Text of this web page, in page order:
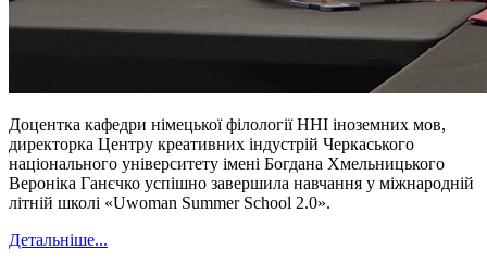
Доцентка кафедри німецької філології ННІ іноземних мов,
директорка Центру креативних індустрій Черкаського
національного університету імені Богдана Хмельницького
Вероніка Ганєчко успішно завершила навчання у міжнародній
літній школі «Uwoman Summer School 2.0».
Детальніше...